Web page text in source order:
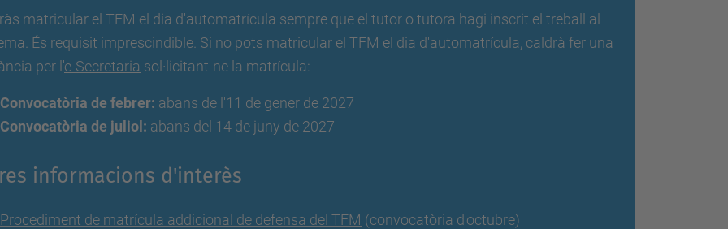
matricular el TFM el dia d'automatrícula sempre que el tutor o tutora hagi inscrit el treball al
És requisit imprescindible. Si no pots matricular el TFM el dia d'automatrícula, caldrà fer una
per l'e-Secretaria sol·licitant-ne la matrícula:
Convocatòria de febrer: abans de l'11 de gener de 2027
Convocatòria de juliol: abans del 14 de juny de 2027
informacions d'interès
Procediment de matrícula addicional de defensa del TFM (convocatòria d'octubre)